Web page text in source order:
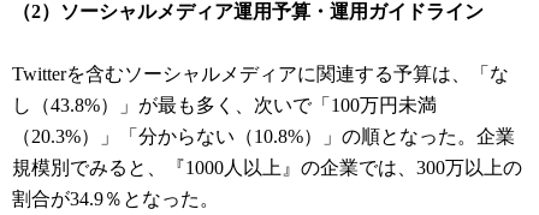
（2）ソーシャルメディア運用予算・運用ガイドライン
Twitterを含むソーシャルメディアに関連する予算は、「な
し（43.8%）」が最も多く、次いで「100万円未満
（20.3%）」「分からない（10.8%）」の順となった。企業
規模別でみると、『1000人以上』の企業では、300万以上の
割合が34.9％となった。